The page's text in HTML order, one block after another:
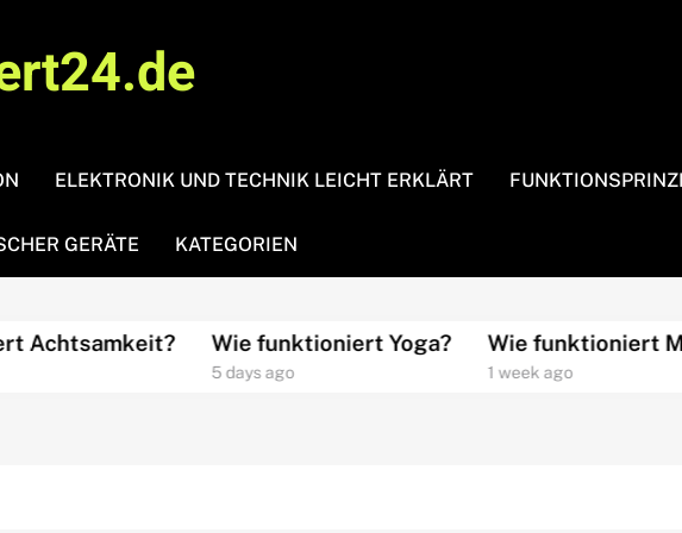
ELEKTRONIK UND TECHNIK LEICHT ERKLÄRT
GERÄTE KATEGORIEN
Wie funktioniert Yoga?
5 days ago
Wie funktioniert
1 week ago